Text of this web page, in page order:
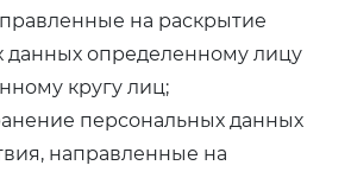
на раскрытие
данных определенному лицу
кругу лиц;
персональных данных
направленные на